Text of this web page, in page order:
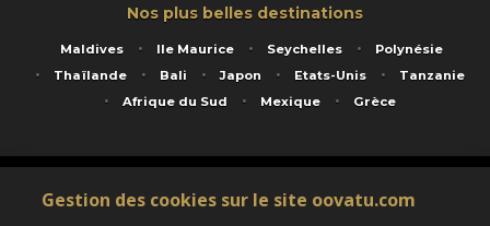
Nos plus belles destinations
Maldives Ile Maurice Seychelles
Polynésie
Thaïlande
Bali Japon Etats-Unis
Tanzanie
Afrique du Sud
Mexique Grèce
Service animé par Nautil Voyages - 22 rue Georges Picquart 75017 Paris - S.A.S
au capital de 155 696 euros - RCS Paris B 423 671 973 - Code APE 7911Z
Gestion des cookies sur le site oovatu.com